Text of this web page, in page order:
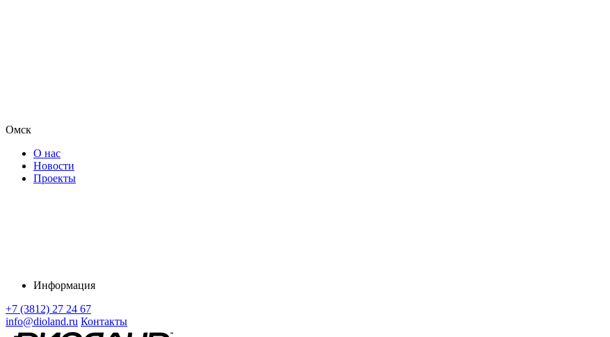
Омск
О нас
Новости
Проекты
Информация
+7 (3812) 27 24 67
info@dioland.ru Контакты